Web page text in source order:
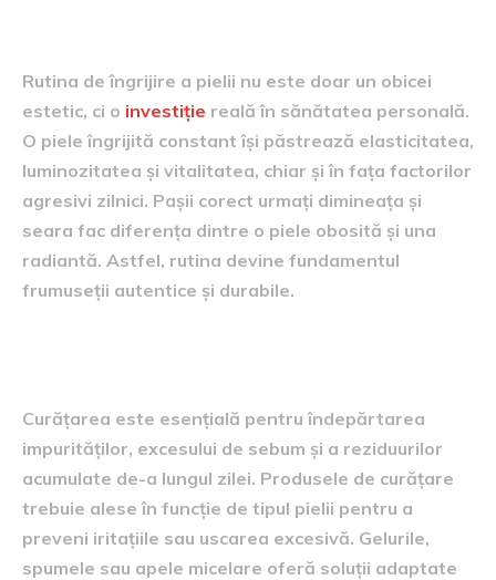
Rutina de îngrijire a pielii nu este doar un obicei
estetic, ci o investiție reală în sănătatea personală.
O piele îngrijită constant își păstrează elasticitatea,
luminozitatea și vitalitatea, chiar și în fața factorilor
agresivi zilnici. Pașii corect urmați dimineața și
seara fac diferența dintre o piele obosită și una
radiantă. Astfel, rutina devine fundamentul
frumuseții autentice și durabile.
Curățarea este esențială pentru îndepărtarea
impurităților, excesului de sebum și a reziduurilor
acumulate de-a lungul zilei. Produsele de curățare
trebuie alese în funcție de tipul pielii pentru a
preveni iritațiile sau uscarea excesivă. Gelurile,
spumele sau apele micelare oferă soluții adaptate